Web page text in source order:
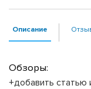
Описание
Обзоры:
+добавить статью